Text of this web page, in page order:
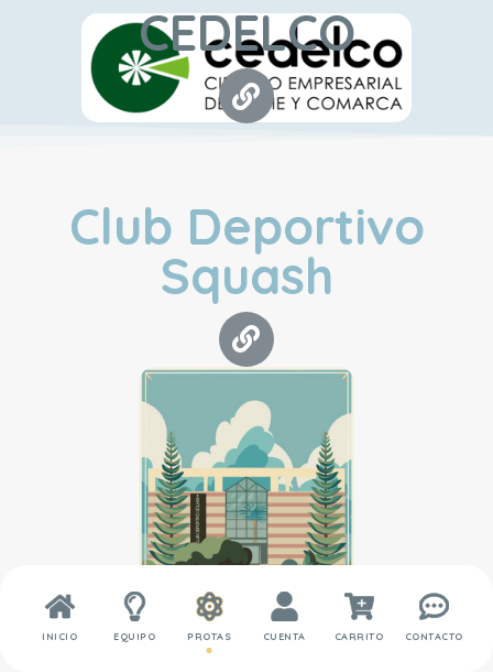
INICIO EQUIPO PROTAS CUENTA CARRITO CONTACTO
CEDELCO
Club Deportivo
Squash